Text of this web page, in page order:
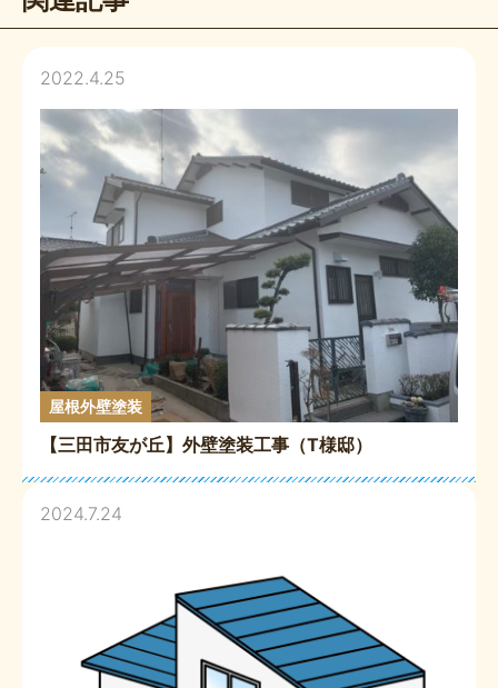
2022.4.25
屋根外壁塗装
【三田市友が丘】外壁塗装工事（T様邸）
2024.7.24